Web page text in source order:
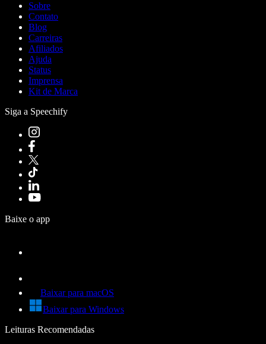
Sobre
Contato
Blog
Carreiras
Afiliados
Ajuda
Status
Imprensa
Kit de Marca
Siga a Speechify
Baixe o app
Baixar para macOS
Baixar para Windows
Leituras Recomendadas